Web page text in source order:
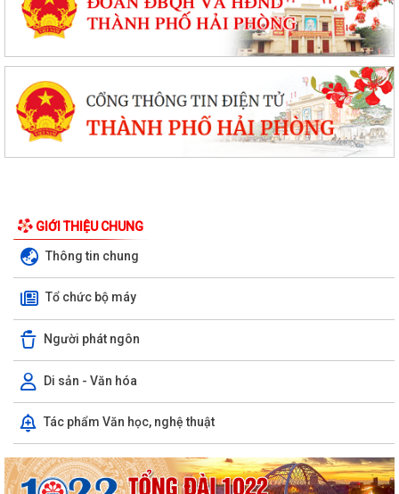
GIỚI THIỆU CHUNG
Thông tin chung
Tổ chức bộ máy
Người phát ngôn
Di sản - Văn hóa
Tác phẩm Văn học, nghệ thuật
PHƯỜNG NGÔ QUYỀN THÔNG TIN VỀ VỤ CHÁY TẠI ĐƯỜNG TRẦN
KHÁNH DƯ